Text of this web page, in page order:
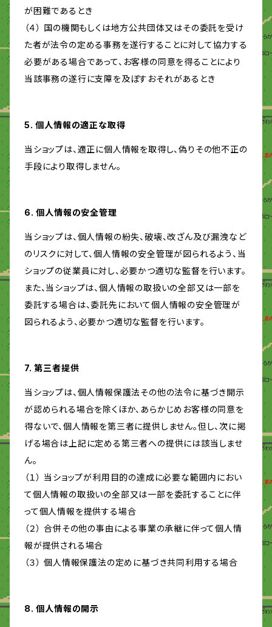
が困難であるとき
（４） 国の機関もしくは地方公共団体又はその委託を受け
た者が法令の定める事務を遂行することに対して協力する
必要がある場合であって、お客様の同意を得ることにより
当該事務の遂行に支障を及ぼすおそれがあるとき
5. 個人情報の適正な取得
当ショップは、適正に個人情報を取得し、偽りその他不正の
手段により取得しません。
6. 個人情報の安全管理
当ショップは、個人情報の紛失、破壊、改ざん及び漏洩など
のリスクに対して、個人情報の安全管理が図られるよう、当
ショップの従業員に対し、必要かつ適切な監督を行います。
また、当ショップは、個人情報の取扱いの全部又は一部を
委託する場合は、委託先において個人情報の安全管理が
図られるよう、必要かつ適切な監督を行います。
7. 第三者提供
当ショップは、個人情報保護法その他の法令に基づき開示
が認められる場合を除くほか、あらかじめお客様の同意を
得ないで、個人情報を第三者に提供しません。但し、次に掲
げる場合は上記に定める第三者への提供には該当しませ
ん。
（１） 当ショップが利用目的の達成に必要な範囲内におい
て個人情報の取扱いの全部又は一部を委託することに伴
って個人情報を提供する場合
（２） 合併その他の事由による事業の承継に伴って個人情
報が提供される場合
（３） 個人情報保護法の定めに基づき共同利用する場合
8. 個人情報の開示